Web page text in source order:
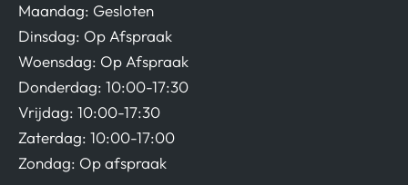
Maandag: Gesloten
Dinsdag: Op Afspraak
Woensdag: Op Afspraak
Donderdag: 10:00-17:30
Vrijdag: 10:00-17:30
Zaterdag: 10:00-17:00
Zondag: Op afspraak